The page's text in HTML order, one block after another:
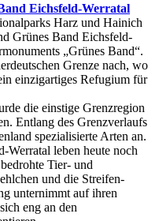
Eichsfeld-Werratal
Harz und Hainich
Grünes Band Eichsfeld-
„Grünes Band“.
Grenze nach, wo
einzigartiges Refugium für
die einstige Grenzregion
Entlang des Grenzverlaufs
spezialisierte Arten an.
Werratal leben heute noch
Tier- und
und die Streifen-
unternimmt auf ihren
eng an den